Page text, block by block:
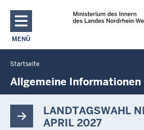
Direkt zum
MENÜ
NAVIGATION AKTIVIEREN/DEAKTIVIEREN:
Sie
befinden
hier
Startseite
Allgemeine Informationen
LANDTAGSWAHL
APRIL 2027